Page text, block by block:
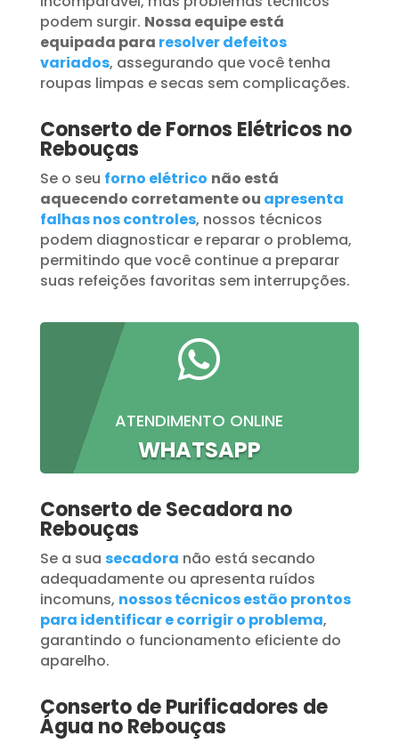
podem surgir. Nossa equipe está
equipada para resolver defeitos
variados, assegurando que você tenha
roupas limpas e secas sem complicações.
Conserto de Fornos Elétricos no
Rebouças
Se o seu forno elétrico não está
aquecendo corretamente ou apresenta
falhas nos controles, nossos técnicos
podem diagnosticar e reparar o problema,
permitindo que você continue a preparar
suas refeições favoritas sem interrupções.

ATENDIMENTO ONLINE
WHATSAPP
Conserto de Secadora no
Rebouças
Se a sua secadora não está secando
adequadamente ou apresenta ruídos
incomuns, nossos técnicos estão prontos
para identificar e corrigir o problema,
garantindo o funcionamento eficiente do
aparelho.
Conserto de Purificadores de
Água no Rebouças